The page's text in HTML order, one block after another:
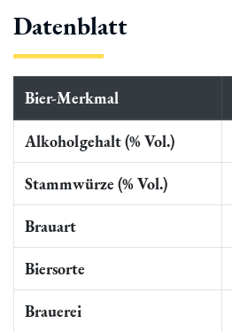
Datenblatt
Bier-Merkmal
Alkoholgehalt (% Vol.)
Stammwürze (% Vol.)
Brauart
Biersorte
Brauerei